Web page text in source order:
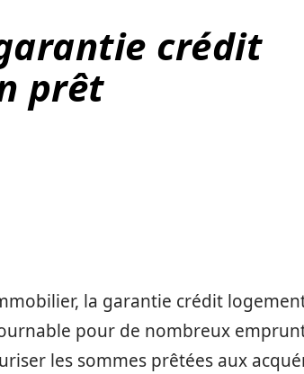
crédit
prêt
la garantie crédit
pour de nombreux
les sommes prêtées aux